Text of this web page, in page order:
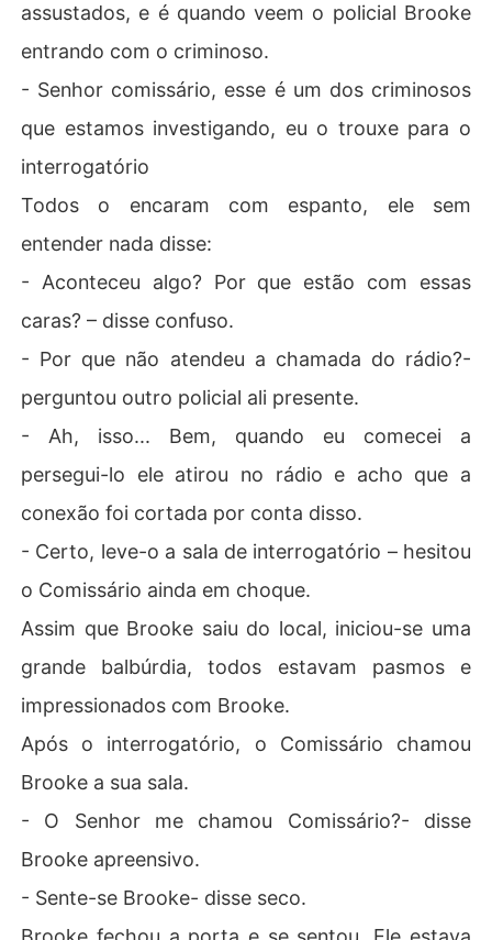
assustados, e é quando veem o policial Brooke
entrando com o criminoso.
- Senhor comissário, esse é um dos criminosos
que estamos investigando, eu o trouxe para o
interrogatório
Todos o encaram com espanto, ele sem
entender nada disse:
- Aconteceu algo? Por que estão com essas
caras? – disse confuso.
- Por que não atendeu a chamada do rádio?-
perguntou outro policial ali presente.
- Ah, isso... Bem, quando eu comecei a
persegui-lo ele atirou no rádio e acho que a
conexão foi cortada por conta disso.
- Certo, leve-o a sala de interrogatório – hesitou
o Comissário ainda em choque.
Assim que Brooke saiu do local, iniciou-se uma
grande balbúrdia, todos estavam pasmos e
impressionados com Brooke.
Após o interrogatório, o Comissário chamou
Brooke a sua sala.
- O Senhor me chamou Comissário?- disse
Brooke apreensivo.
- Sente-se Brooke- disse seco.